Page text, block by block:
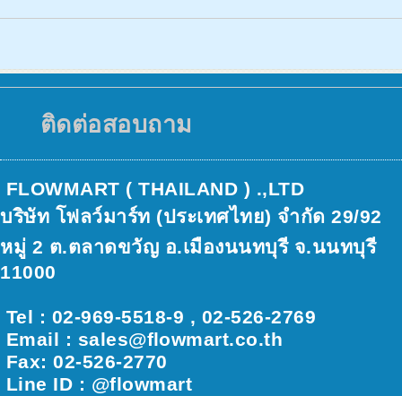
ติดต่อสอบถาม
FLOWMART ( THAILAND ) .,LTD
บริษัท โฟลว์มาร์ท (ประเทศไทย) จำกัด 29/92
หมู่ 2 ต.ตลาดขวัญ อ.เมืองนนทบุรี จ.นนทบุรี
11000
Tel : 02-969-5518-9 , 02-526-2769
Email : sales@ﬂowmart.co.th
Fax: 02-526-2770
Line ID : @flowmart